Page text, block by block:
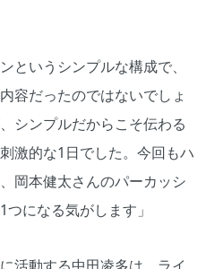
というシンプルな構成で、
容だったのではないでしょ
シンプルだからこそ伝わる
激的な1日でした。今回もハ
岡本健太さんのパーカッシ
になる気がします」